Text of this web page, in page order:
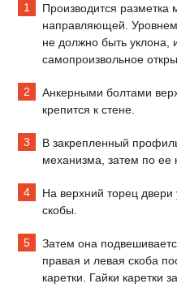
Производится разметка
направляющей. Уровнем
не должно быть уклона,
самопроизвольное
Анкерными болтами
крепится к стене.
В закрепленный
механизма, затем по ее
На верхний торец
скобы.
Затем она
правая и левая скоба
каретки. Гайки каретки